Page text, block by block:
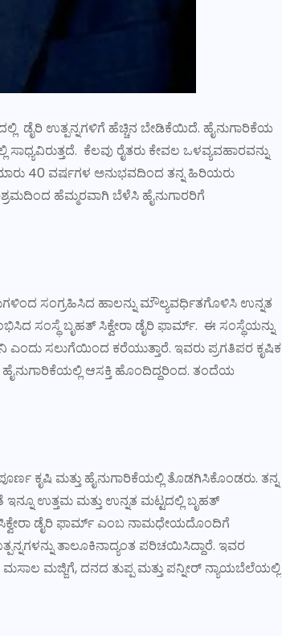
ಡೈರಿ ಉತ್ಪನ್ನಗಳಿಗೆ ಹೆಚ್ಚಿನ ಬೇಡಿಕೆಯಿದೆ. ಹೈನುಗಾರಿಕೆಯ
ಕೆಲವು ರೈತರು ಕೇವಲ ಒಳವ್ಯವಹಾರವನ್ನು
ಸುಮಾರು 40 ವರ್ಷಗಳ ಅನುಭವದಿಂದ ತನ್ನ ಹಿರಿಯರು
ಹೆಮ್ಮರವಾಗಿ ಬೆಳೆಸಿ ಹೈನುಗಾರರಿಗೆ
ಸಂಗ್ರಹಿಸಿದ ಹಾಲನ್ನು ಮೌಲ್ಯವರ್ಧಿತಗೊಳಿಸಿ ಉನ್ನತ
ಸಂಸ್ಥೆ ಬೃಹತ್ ಸಿಕ್ವೇರಾ ಡೈರಿ ಫಾರ್ಮ್. ಈ ಸಂಸ್ಥೆಯನ್ನು
ಸಲುಗೆಯಿಂದ ಕರೆಯುತ್ತಾರೆ. ಇವರು ಪ್ರಗತಿಪರ ಕೃಷಿಕ
ಹೈನುಗಾರಿಕೆಯಲ್ಲಿ ಆಸಕ್ತಿ ಹೊಂದಿದ್ದರಿಂದ. ತಂದೆಯ
ಕೃಷಿ ಮತ್ತು ಹೈನುಗಾರಿಕೆಯಲ್ಲಿ ತೊಡಗಿಸಿಕೊಂಡರು. ತನ್ನ
ಉತ್ತಮ ಮತ್ತು ಉನ್ನತ ಮಟ್ಟದಲ್ಲಿ ಬೃಹತ್
ಡೈರಿ ಫಾರ್ಮ್ ಎಂಬ ನಾಮಧೇಯದೊಂದಿಗೆ
ತಾಲೂಕಿನಾದ್ಯಂತ ಪರಿಚಯಿಸಿದ್ದಾರೆ. ಇವರ
ಮಸಾಲ ಮಜ್ಜಿಗೆ, ದನದ ತುಪ್ಪ ಮತ್ತು ಪನ್ನೀರ್ ನ್ಯಾಯಬೆಲೆಯಲ್ಲಿ